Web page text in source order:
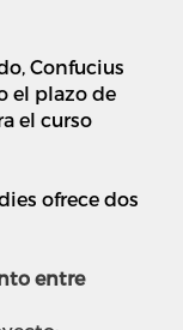
Confucius
el plazo de
el curso
ofrece dos
entre